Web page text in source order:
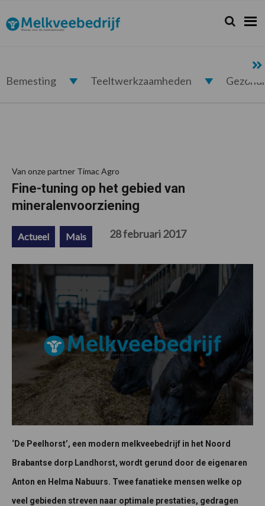
de
hoofdnavigatie
de
hoofd
de
eerste
de
voettekst
Melkveebedrijf.nl Zoeken...
Zoek
Bemesting Teeltwerkzaamheden
Van onze partner Timac Agro
Fine-tuning op het gebied van
mineralenvoorziening
Actueel Mais 28 februari 2017
‘De Peelhorst’, een modern melkveebedrijf in het Noord
Brabantse dorp Landhorst, wordt gerund door de eigenaren
Anton en Helma Nabuurs. Twee fanatieke mensen welke op
veel gebieden streven naar optimale prestaties, gedragen